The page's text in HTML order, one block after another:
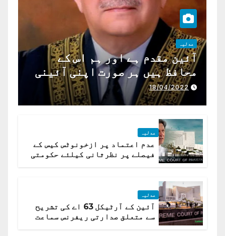
عدلیہ
آئین مقدم ہے اور ہم اس کے
محافظ ہیں ہر صورت اپنی آئینی
ذمہ داری ادا کرینگے ، چیف
جسٹس پاکستان
18/04/2022
عدلیہ
عدم اعتماد پر ازخونوٹس کیس کے
فیصلے پر نظرثانی کیلئے حکومتی
عدلیہ
آئین کے آرٹیکل 63 اے کی تشریح
سے متعلق صدارتی ریفرنس سماعت